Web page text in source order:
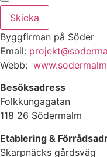
Skicka
Byggfirman på Söder
Email:
Webb:
Besöksadress
Folkkungagatan
118 26 Södermalm
Etablering &
Skarpnäcks gårdsväg